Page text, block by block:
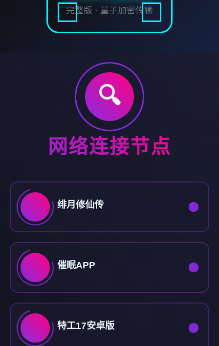
完整版 · 量子加密传输
🔍
网络连接节点
绯月修仙传
催眠APP
特工17安卓版